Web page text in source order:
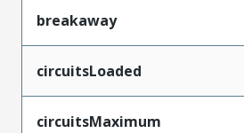
breakaway
circuitsLoaded
circuitsMaximum